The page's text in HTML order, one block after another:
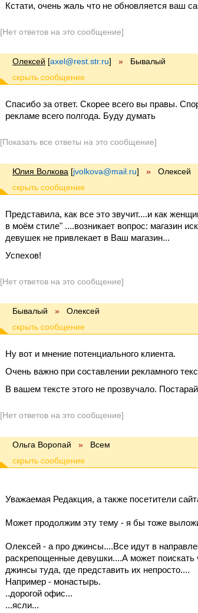
Кстати, очень жаль что не обновляется ваш
[Нет ответов на это сообщение]
Олексей [axel@rest.str.ru] » Бывалый
Спасибо за ответ. Скорее всего вы правы.
рекламе всего полгода. Буду думать
[Показать все ответы на это сообщение]
Юлия Волкова [jvolkova@mail.ru] » Олексей
Представила, как все это звучит....и как
в моём стиле" ....возникает вопрос: магазин
девушек не привлекает в Ваш магазин...
Успехов!
[Нет ответов на это сообщение]
Бывалый » Олексей
Ну вот и мнение потенциального клиента.
Очень важно при составлении рекламного
В вашем тексте этого не прозвучало.
[Нет ответов на это сообщение]
Ольга Воропай » Всем
Уважаемая Редакция, а также посетители
Может продолжим эту тему - я бы тоже
Олексей - а про джинсы....Все идут в
раскрепощенные девушки....А может
джинсы туда, где представить их непросто....
Например - монастырь.
..дорогой офис...
...ясли...